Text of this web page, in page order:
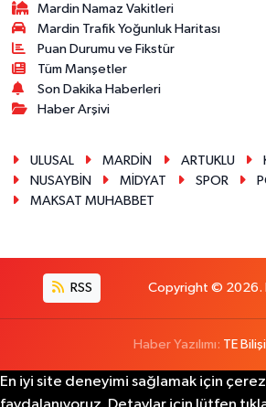
Mardin Namaz Vakitleri
Mardin Trafik Yoğunluk Haritası
Puan Durumu ve Fikstür
Tüm Manşetler
Son Dakika Haberleri
Haber Arşivi
ULUSAL MARDİN ARTUKLU
NUSAYBİN
MİDYAT SPOR
MAKSAT MUHABBET
RSS Copyright © 2026.
Haber Yazılımı: TE
En iyi site deneyimi sağlamak için